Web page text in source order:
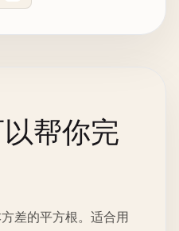
帮你完
差的平方根。适合用